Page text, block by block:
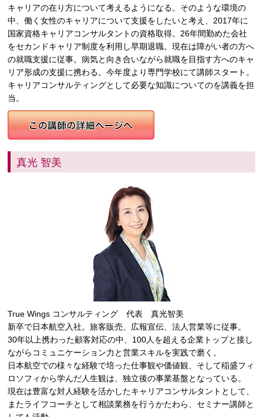
キャリアの在り方について考えるようになる。そのような環境の
中、働く女性のキャリアについて支援をしたいと考え、2017年に
国家資格キャリアコンサルタントの資格取得。26年間勤めた会社
をセカンドキャリア制度を利用し早期退職。現在は障がい者の方へ
の就職支援に従事。病気と向き合いながら就職を目指す方へのキャ
リア形成の支援に携わる。今年度より専門学校にて講師スタート。
キャリアコンサルティングとして必要な知識についてのを講義を担
当。
真光 智美
True Wings コンサルティング 代表 真光智美
新卒で日本航空入社。旅客販売、広報宣伝、法人営業等に従事。
30年以上携わった顧客対応の中、100人を超える企業トップと接し
ながらコミュニケーション力と営業スキルを実践で磨く。
日本航空での様々な経験で培った仕事観や価値観、そして稲盛フィ
ロソフィから学んだ人生観は、独立後の事業基盤となっている。
現在は豊富な対人経験を活かしたキャリアコンサルタントとして、
またライフコーチとして相談業務を行うかたわら、セミナー講師と